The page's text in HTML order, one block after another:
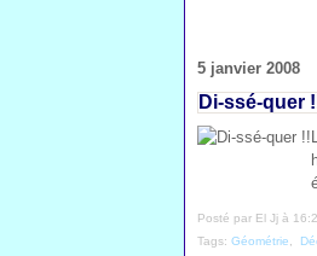
5 janvier 2008
Di-ssé-quer
Posté par El Jj à
Tags: Géométrie